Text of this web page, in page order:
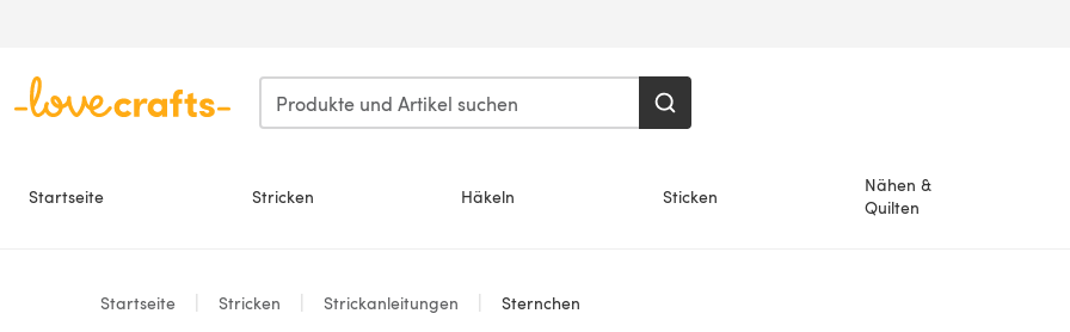
Startseite Stricken Häkeln Sticken
Nähen &
Quilten
Startseite Stricken Strickanleitungen Sternchen